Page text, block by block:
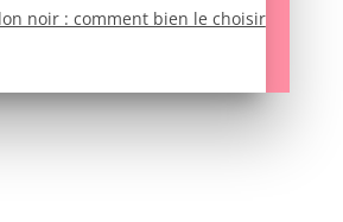
noir : comment bien le choisir